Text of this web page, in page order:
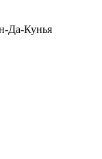
Да-Кунья